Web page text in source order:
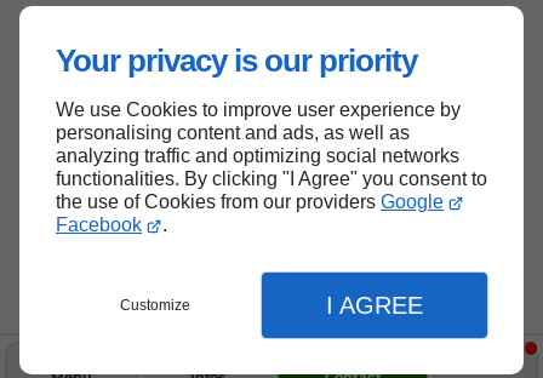
Your privacy is our priority
We use Cookies to improve user experience by
personalising content and ads, as well as
analyzing traffic and optimizing social networks
functionalities. By clicking "I Agree" you consent to
the use of Cookies from our providers Google
Facebook
.
Customize I AGREE
Haut de page